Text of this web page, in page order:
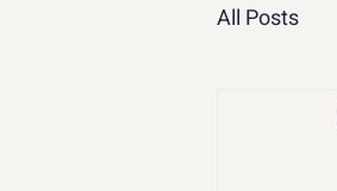
All Posts